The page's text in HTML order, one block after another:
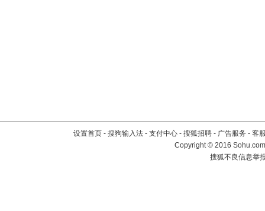
设置首页 - 搜狗输入法 - 支付中心 - 搜狐招聘 - 广告服务 - 客
Copyright©2016
搜狐不良信息举